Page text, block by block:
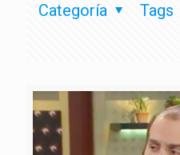
Categoría Tags